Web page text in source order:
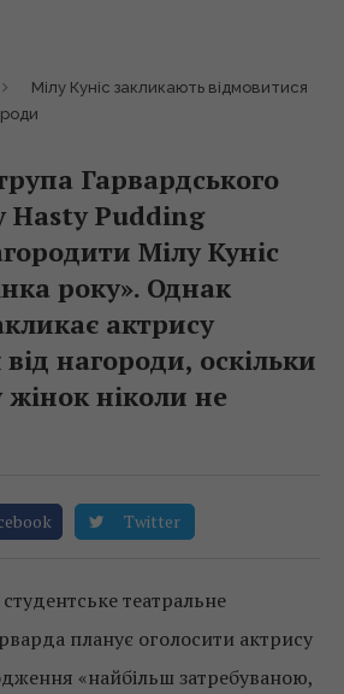
Мілу Куніс закликають відмовитися
Гарвардського
Hasty Pudding
Мілу Куніс
року». Однак
актрису
нагороди, оскільки
ніколи не
Twitter
театральне
планує оголосити актрису
«найбільш затребуваною,